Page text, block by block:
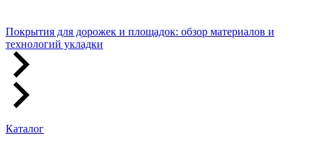
Покрытия для дорожек и площадок: обзор материалов и
технологий укладки
Каталог